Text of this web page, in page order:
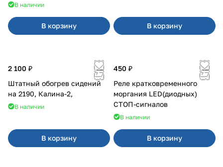
В наличии
В корзину В корзину
2 100 ₽
Штатный обогрев сидений
на 2190, Калина-2,
В наличии
В корзину
450 ₽
Реле кратковременного
моргания LED(диодных)
СТОП-сигналов
В наличии
В корзину